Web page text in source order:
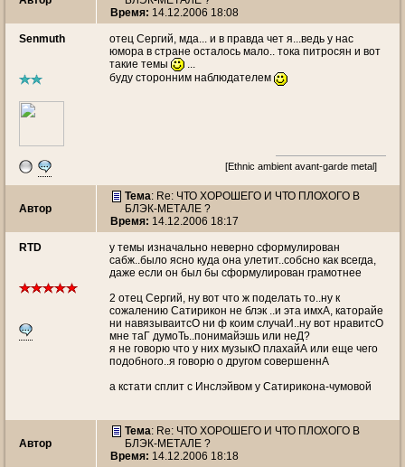
Время: 14.12.2006 18:08
Senmuth
отец Сергий, мда... и в правда чет я...ведь у нас
юмора в стране осталось мало.. тока питросян и вот
такие темы
...
буду сторонним наблюдателем
[Ethnic ambient avant-garde metal]
Автор
Тема: Re: ЧТО ХОРОШЕГО И ЧТО ПЛОХОГО В
БЛЭК-МЕТАЛЕ ?
Время: 14.12.2006 18:17
RTD
у темы изначально неверно сформулирован
сабж..было ясно куда она улетит..собсно как всегда,
даже если он был бы сформулирован грамотнее
2 отец Сергий, ну вот что ж поделать то..ну к
сожалению Сатирикон не блэк ..и эта имхА, каторайе
ни навязываитсО ни ф коим случаИ..ну вот нравитсО
мне таГ думоТь..понимайэшь или неД?
я не говорю что у них музыкО плахайА или еще чего
подобного..я говорю о другом совершеннА
а кстати сплит с Инслэйвом у Сатирикона-чумовой
Автор
Тема: Re: ЧТО ХОРОШЕГО И ЧТО ПЛОХОГО В
БЛЭК-МЕТАЛЕ ?
Время: 14.12.2006 18:18